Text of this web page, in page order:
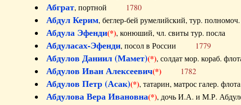
Абграт, портной 1780
Абдул Керим, беглер-бей румелийский, тур.
Абдула Эфенди(*), конюший, чл. свиты тур. посла
Абдуласах-Эфенди, посол в России 1779
Абдулов Даниил (Мамет)(*), солдат мор. кораб.
Абдулов Иван Алексеевич(*) 1782
Абдулов Петр (Асак)(*), татарин, матрос галер.
Абдулова Вера Ивановна(*), дочь И.А. и М.Р.